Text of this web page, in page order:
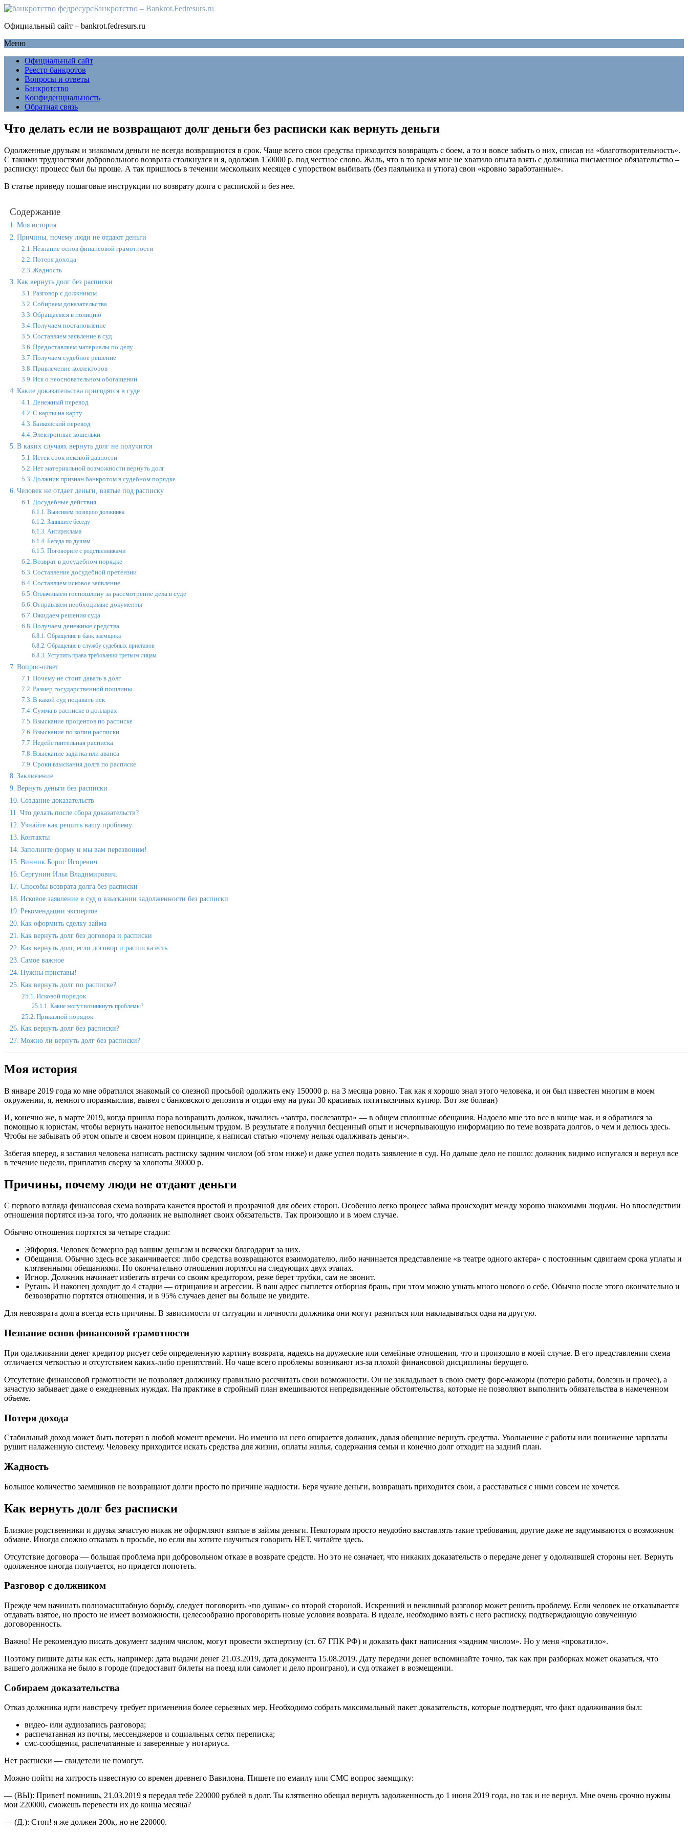
Банкротство – Bankrot.Fedresurs.ru
Официальный сайт – bankrot.fedresurs.ru
Меню
Официальный сайт
Реестр банкротов
Вопросы и ответы
Банкротство
Конфиденциальность
Обратная связь
Что делать если не возвращают долг деньги без расписки как вернуть деньги
Одолженные друзьям и знакомым деньги не всегда возвращаются в срок. Чаще всего свои средства приходится возвращать с боем, а то и вовсе забыть о них, списав на «благотворительность».
С такими трудностями добровольного возврата столкнулся и я, одолжив 150000 р. под честное слово. Жаль, что в то время мне не хватило опыта взять с должника письменное обязательство –
расписку: процесс был бы проще. А так пришлось в течении мескольких месяцев с упорством выбивать (без паяльника и утюга) свои «кровно заработанные».
В статье приведу пошаговые инструкции по возврату долга с распиской и без нее.
Содержание
Моя история
Причины, почему люди не отдают деньги
Незнание основ финансовой грамотности
Потеря дохода
Жадность
Как вернуть долг без расписки
Разговор с должником
Собираем доказательства
Обращаемся в полицию
Получаем постановление
Составляем заявление в суд
Предоставляем материалы по делу
Получаем судебное решение
Привлечение коллекторов
Иск о неосновательном обогащении
Какие доказательства пригодятся в суде
Денежный перевод
С карты на карту
Банковский перевод
Электронные кошельки
В каких случаях вернуть долг не получится
Истек срок исковой давности
Нет материальной возможности вернуть долг
Должник признан банкротом в судебном порядке
Человек не отдает деньги, взятые под расписку
Досудебные действия
Выясняем позицию должника
Запишите беседу
Антиреклама
Беседа по душам
Поговорите с родственниками
Возврат в досудебном порядке
Составление досудебной претензии
Составляем исковое заявление
Оплачиваем госпошлину за рассмотрение дела в суде
Отправляем необходимые документы
Ожидаем решения суда
Получаем денежные средства
Обращение в банк заемщика
Обращение в службу судебных приставов
Уступить права требования третьим лицам
Вопрос-ответ
Почему не стоит давать в долг
Размер государственной пошлины
В какой суд подавать иск
Сумма в расписке в долларах
Взыскание процентов по расписке
Взыскание по копии расписки
Недействительная расписка
Взыскание задатка или аванса
Сроки взыскания долга по расписке
Заключение
Вернуть деньги без расписки
Создание доказательств
Что делать после сбора доказательств?
Узнайте как решить вашу проблему
Контакты
Заполните форму и мы вам перезвоним!
Винник Борис Игоревич.
Сергунин Илья Владимирович.
Способы возврата долга без расписки
Исковое заявление в суд о взыскании задолженности без расписки
Рекомендации экспертов
Как оформить сделку займа
Как вернуть долг без договора и расписки
Как вернуть долг, если договор и расписка есть
Самое важное
Нужны приставы!
Как вернуть долг по расписке?
Исковой порядок
Какие могут возникнуть проблемы?
Приказной порядок
Как вернуть долг без расписки?
Можно ли вернуть долг без расписки?
Моя история
В январе 2019 года ко мне обратился знакомый со слезной просьбой одолжить ему 150000 р. на 3 месяца ровно. Так как я хорошо знал этого человека, и он был известен многим в моем
окружении, я, немного поразмыслив, вывел с банковского депозита и отдал ему на руки 30 красивых пятитысячных купюр. Вот же болван)
И, конечно же, в марте 2019, когда пришла пора возвращать должок, начались «завтра, послезавтра» — в общем сплошные обещания. Надоело мне это все в конце мая, и я обратился за
помощью к юристам, чтобы вернуть нажитое непосильным трудом. В результате я получил бесценный опыт и исчерпывающую информацию по теме возврата долгов, о чем и делюсь здесь.
Чтобы не забывать об этом опыте и своем новом принципе, я написал статью «почему нельзя одалживать деньги».
Забегая вперед, я заставил человека написать расписку задним числом (об этом ниже) и даже успел подать заявление в суд. Но дальше дело не пошло: должник видимо испугался и вернул все
в течение недели, приплатив сверху за хлопоты 30000 р.
Причины, почему люди не отдают деньги
С первого взгляда финансовая схема возврата кажется простой и прозрачной для обеих сторон. Особенно легко процесс займа происходит между хорошо знакомыми людьми. Но впоследствии
отношения портятся из-за того, что должник не выполняет своих обязательств. Так произошло и в моем случае.
Обычно отношения портятся за четыре стадии:
Эйфория. Человек безмерно рад вашим деньгам и всячески благодарит за них.
Обещания. Обычно здесь все заканчивается: либо средства возвращаются взаимодателю, либо начинается представление «в театре одного актера» с постоянным сдвигаем срока уплаты и
клятвенными обещаниями. Но окончательно отношения портятся на следующих двух этапах.
Игнор. Должник начинает избегать втречи со своим кредитором, реже берет трубки, сам не звонит.
Ругань. И наконец доходит до 4 стадии — отрицания и агрессии. В ваш адрес сыплется отборная брань, при этом можно узнать много нового о себе. Обычно после этого окончательно и
безвозвратно портятся отношения, и в 95% случаев денег вы больше не увидите.
Для невозврата долга всегда есть причины. В зависимости от ситуации и личности должника они могут разниться или накладываться одна на другую.
Незнание основ финансовой грамотности
При одалживании денег кредитор рисует себе определенную картину возврата, надеясь на дружеские или семейные отношения, что и произошло в моей случае. В его представлении схема
отличается четкостью и отсутствием каких-либо препятствий. Но чаще всего проблемы возникают из-за плохой финансовой дисциплины берущего.
Отсутствие финансовой грамотности не позволяет должнику правильно рассчитать свои возможности. Он не закладывает в свою смету форс-мажоры (потерю работы, болезнь и прочее), а
зачастую забывает даже о ежедневных нуждах. На практике в стройный план вмешиваются непредвиденные обстоятельства, которые не позволяют выполнить обязательства в намеченном
объеме.
Потеря дохода
Стабильный доход может быть потерян в любой момент времени. Но именно на него опирается должник, давая обещание вернуть средства. Увольнение с работы или понижение зарплаты
рушит налаженную систему. Человеку приходится искать средства для жизни, оплаты жилья, содержания семьи и конечно долг отходит на задний план.
Жадность
Большое количество заемщиков не возвращают долги просто по причине жадности. Беря чужие деньги, возвращать приходится свои, а расставаться с ними совсем не хочется.
Как вернуть долг без расписки
Близкие родственники и друзья зачастую никак не оформляют взятые в займы деньги. Некоторым просто неудобно выставлять такие требования, другие даже не задумываются о возможном
обмане. Иногда сложно отказать в просьбе, но если вы хотите научиться говорить НЕТ, читайте здесь.
Отсутствие договора — большая проблема при добровольном отказе в возврате средств. Но это не означает, что никаких доказательств о передаче денег у одолжившей стороны нет. Вернуть
одолженное иногда получается, но придется попотеть.
Разговор с должником
Прежде чем начинать полномасштабную борьбу, следует поговорить «по душам» со второй стороной. Искренний и вежливый разговор может решить проблему. Если человек не отказывается
отдавать взятое, но просто не имеет возможности, целесообразно проговорить новые условия возврата. В идеале, необходимо взять с него расписку, подтверждающую озвученную
договоренность.
Важно! Не рекомендую писать документ задним числом, могут провести экспертизу (ст. 67 ГПК РФ) и доказать факт написания «задним числом». Но у меня «прокатило».
Поэтому пишите даты как есть, например: дата выдачи денег 21.03.2019, дата документа 15.08.2019. Дату передачи денег вспоминайте точно, так как при разборках может оказаться, что
вашего должника не было в городе (предоставит билеты на поезд или самолет и дело проиграно), и суд откажет в возмещении.
Собираем доказательства
Отказ должника идти навстречу требует применения более серьезных мер. Необходимо собрать максимальный пакет доказательств, которые подтвердят, что факт одалживания был:
видео- или аудиозапись разговора;
распечатанная из почты, мессенджеров и социальных сетях переписка;
смс-сообщения, распечатанные и заверенные у нотариуса.
Нет расписки — свидетели не помогут.
Можно пойти на хитрость известную со времен древнего Вавилона. Пишете по емаилу или СМС вопрос заемщику:
— (ВЫ): Привет! помнишь, 21.03.2019 я передал тебе 220000 рублей в долг. Ты клятвенно обещал вернуть задолженность до 1 июня 2019 года, но так и не вернул. Мне очень срочно нужны
мои 220000, сможешь перевести их до конца месяца?
— (Д.): Стоп! я же должен 200к, но не 220000.